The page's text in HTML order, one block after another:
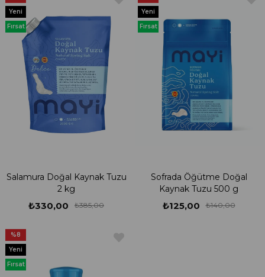
Salamura Doğal Kaynak Tuzu
2 kg
₺330,00 ₺385,00
Yeni
Ürün
Fırsat
Ürünü
Sofrada Öğütme Doğal
Kaynak Tuzu 500 g
₺125,00 ₺140,00
Yeni
Ürün
Fırsat
%8
Yeni
Ürün
Fırsat